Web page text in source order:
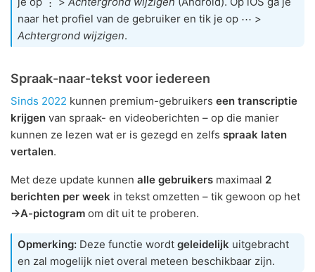
naar het profiel van de gebruiker en tik je op ⋯ >
Achtergrond wijzigen.
Spraak-naar-tekst voor iedereen
Sinds 2022 kunnen premium-gebruikers een transcriptie
krijgen van spraak- en videoberichten – op die manier
kunnen ze lezen wat er is gezegd en zelfs spraak laten
vertalen.
Met deze update kunnen alle gebruikers maximaal 2
berichten per week in tekst omzetten – tik gewoon op het
→A-pictogram om dit uit te proberen.
Opmerking: Deze functie wordt geleidelijk uitgebracht
en zal mogelijk niet overal meteen beschikbaar zijn.